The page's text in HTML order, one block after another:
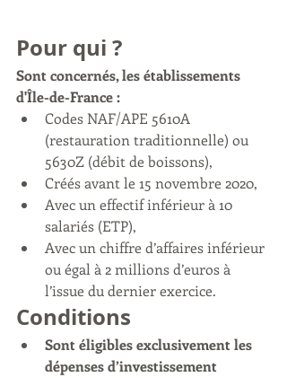
Pour qui ?
Sont concernés, les établissements
d'Île-de-France :
Codes NAF/APE 5610A
(restauration traditionnelle) ou
5630Z (débit de boissons),
Créés avant le 15 novembre 2020,
Avec un effectif inférieur à 10
salariés (ETP),
Avec un chiffre d’affaires inférieur
ou égal à 2 millions d’euros à
l’issue du dernier exercice.
Conditions
Sont éligibles exclusivement les
dépenses d’investissement